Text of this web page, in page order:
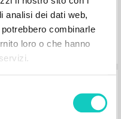
analisi dei dati web,
combinarle
loro o che hanno
in the